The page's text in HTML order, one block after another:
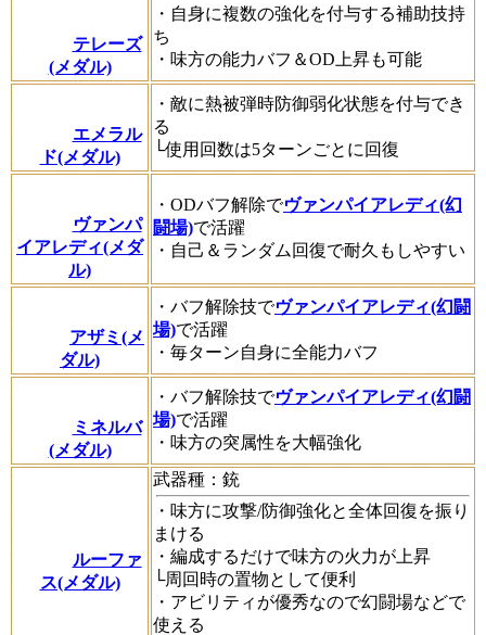
テレーズ
(メダル)
・自身に複数の強化を付与する補助技持
ち
・味方の能力バフ＆OD上昇も可能
エメラル
ド(メダル)
・敵に熱被弾時防御弱化状態を付与でき
る
└使用回数は5ターンごとに回復
ヴァンパ
イアレディ(メダ
ル)
・ODバフ解除でヴァンパイアレディ(幻
闘場)で活躍
・自己＆ランダム回復で耐久もしやすい
アザミ(メ
ダル)
・バフ解除技でヴァンパイアレディ(幻闘
場)で活躍
・毎ターン自身に全能力バフ
ミネルバ
(メダル)
・バフ解除技でヴァンパイアレディ(幻闘
場)で活躍
・味方の突属性を大幅強化
ルーファ
ス(メダル)
武器種：銃
・味方に攻撃/防御強化と全体回復を振り
まける
・編成するだけで味方の火力が上昇
└周回時の置物として便利
・アビリティが優秀なので幻闘場などで
使える